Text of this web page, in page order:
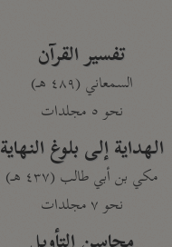
تفسير القرآن
السمعاني (٤٨٩ هـ)
نحو ٥ مجلدات
الهداية إلى بلوغ النهاية
مكي بن أبي طالب (٤٣٧ هـ)
نحو ٧ مجلدات